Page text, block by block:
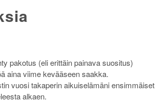
pakotus (eli erittäin painava suositus)
aina viime kevääseen saakka.
vuosi takaperin aikuiselämäni ensimmäiset
alkaen.